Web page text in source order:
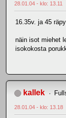
28.01.04 - klo: 13.11
16.35v. ja 45
näin isot miehet
isokokosta
kallek
28.01.04 - klo: 13.18